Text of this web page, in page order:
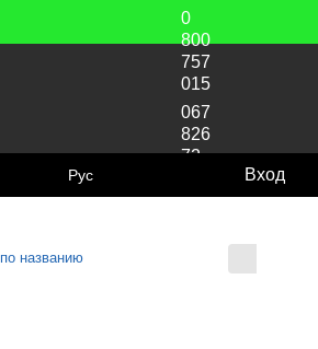
0
800
757
015
067
826
72
Рус Вход
по названию